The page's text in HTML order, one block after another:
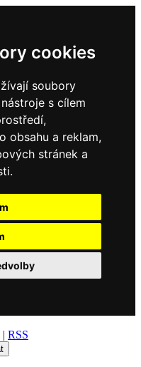
cookies
soubory
s cílem
obsahu a reklam,
stránek a
| RSS